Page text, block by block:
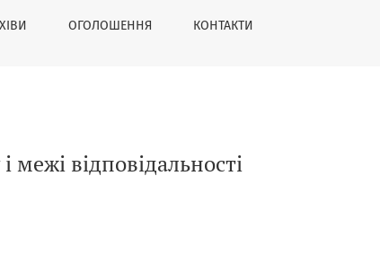
ОГОЛОШЕННЯ КОНТАКТИ
межі відповідальності